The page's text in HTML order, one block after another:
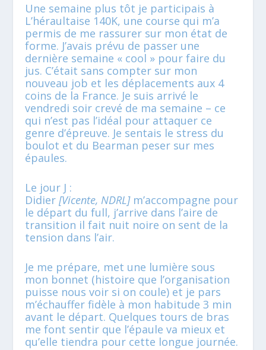
Une semaine plus tôt je participais à
L’héraultaise 140K, une course qui m’a
permis de me rassurer sur mon état de
forme. J’avais prévu de passer une
dernière semaine « cool » pour faire du
jus. C’était sans compter sur mon
nouveau job et les déplacements aux 4
coins de la France. Je suis arrivé le
vendredi soir crevé de ma semaine – ce
qui n’est pas l’idéal pour attaquer ce
genre d’épreuve. Je sentais le stress du
boulot et du Bearman peser sur mes
épaules.
Le jour J :
Didier[Vicente, NDRL]m’accompagne pour
le départ du full, j’arrive dans l’aire de
transition il fait nuit noire on sent de la
tension dans l’air.
Je me prépare, met une lumière sous
mon bonnet (histoire que l’organisation
puisse nous voir si on coule) et je pars
m’échauffer fidèle à mon habitude 3 min
avant le départ. Quelques tours de bras
me font sentir que l’épaule va mieux et
qu’elle tiendra pour cette longue journée.